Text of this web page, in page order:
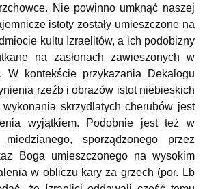
Nie powinno umknąć naszej
istoty zostały umieszczone na
kultu Izraelitów, a ich podobizny
na zasłonach zawieszonych w
W kontekście przykazania Dekalogu
rzeźb i obrazów istot niebieskich
skrzydlatych cherubów jest
wyjątkiem. Podobnie jest też w
sporządzonego przez
Boga umieszczonego na wysokim
w obliczu kary za grzech (por. Lb